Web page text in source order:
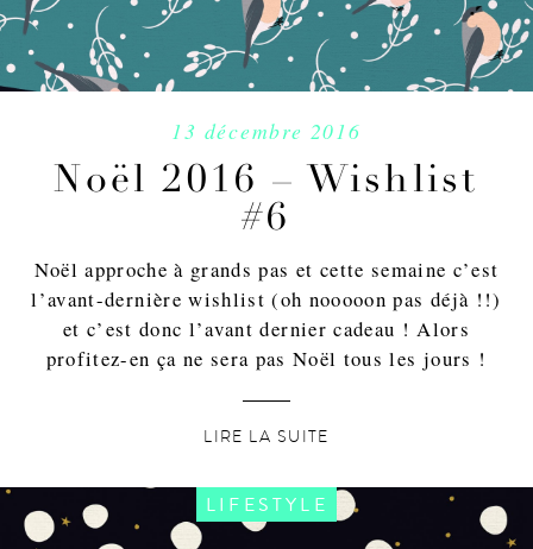
13 décembre 2016
Noël 2016 – Wishlist
#6
Noël approche à grands pas et cette semaine c’est
l’avant-dernière wishlist (oh nooooon pas déjà !!)
et c’est donc l’avant dernier cadeau ! Alors
profitez-en ça ne sera pas Noël tous les jours !
LIRE LA SUITE
LIFESTYLE